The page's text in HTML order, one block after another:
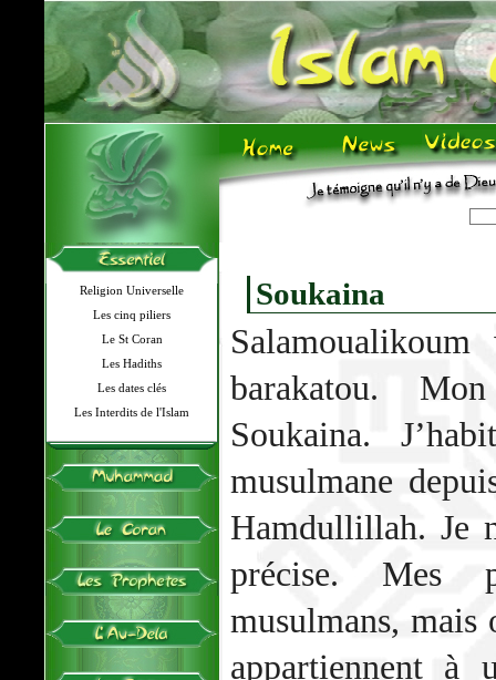
Religion Universelle
Les cinq piliers
Le St Coran
Les Hadiths
Les dates clés
Les Interdits de l'Islam
Soukaina
barakatou.
Soukaina.
musulmane
Hamdullillah. Je
précise. Mes
musulmans, mais
appartiennent à